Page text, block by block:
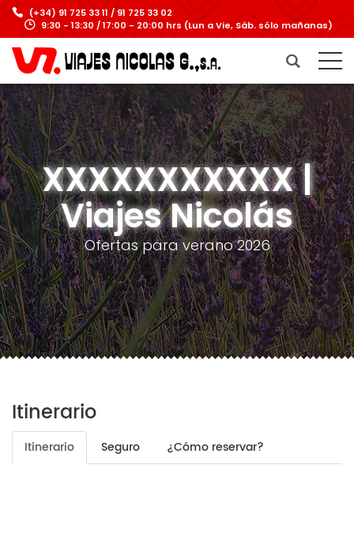
(+34) 91 725 33 11 / 91 725 33 02
9:30 - 13:30 / 17:00 - 20:00 hrs (Lun a Vie, Sáb. sólo mañanas)
XXXXXXXXXXX |
Viajes Nicolás
Ofertas para verano 2026
Itinerario
Itinerario Seguro ¿Cómo reservar?